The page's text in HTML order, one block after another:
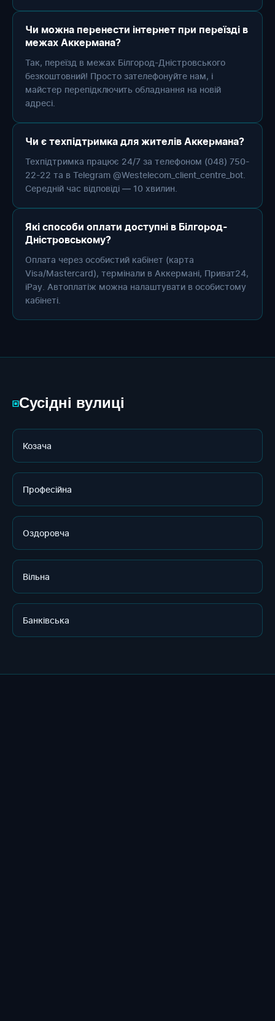
Чи можна перенести інтернет при переїзді в
межах Аккермана?
Так, переїзд в межах Білгород-Дністровського
безкоштовний! Просто зателефонуйте нам, і
майстер перепідключить обладнання на новій
адресі.
Чи є техпідтримка для жителів Аккермана?
Техпідтримка працює 24/7 за телефоном (048) 750-
22-22 та в Telegram @Westelecom_client_centre_bot.
Середній час відповіді — 10 хвилин.
Які способи оплати доступні в Білгород-
Дністровському?
Оплата через особистий кабінет (карта
Visa/Mastercard), термінали в Аккермані, Приват24,
iPay. Автоплатіж можна налаштувати в особистому
кабінеті.
▣Сусідні вулиці
Козача
Професійна
Оздоровча
Вільна
Банківська